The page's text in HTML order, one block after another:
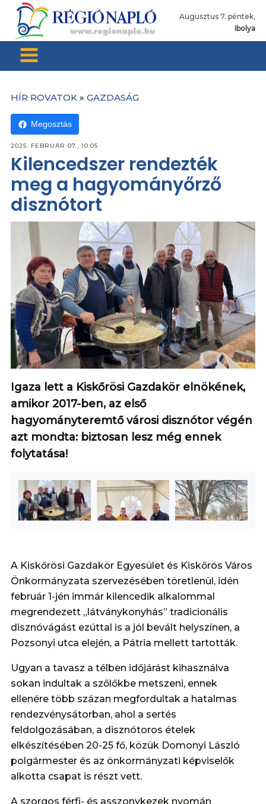
Augusztus 7. péntek,
Ibolya
HÍR ROVATOK » GAZDASÁG
Megosztás
2025. FEBRUÁR 07., 10:05
Kilencedszer rendezték
meg a hagyományőrző
disznótort
Igaza lett a Kiskőrösi Gazdakör elnökének,
amikor 2017-ben, az első
hagyományteremtő városi disznótor végén
azt mondta: biztosan lesz még ennek
folytatása!
A Kiskőrösi Gazdakör Egyesület és Kiskőrös Város
Önkormányzata szervezésében töretlenül, idén
február 1-jén immár kilencedik alkalommal
megrendezett „látványkonyhás” tradicionális
disznóvágást ezúttal is a jól bevált helyszínen, a
Pozsonyi utca elején, a Pátria mellett tartották.
Ugyan a tavasz a télben időjárást kihasználva
sokan indultak a szőlőkbe metszeni, ennek
ellenére több százan megfordultak a hatalmas
rendezvénysátorban, ahol a sertés
feldolgozásában, a disznótoros ételek
elkészítésében 20-25 fő, közük Domonyi László
polgármester és az önkormányzati képviselők
alkotta csapat is részt vett.
A szorgos férfi- és asszonykezek nyomán